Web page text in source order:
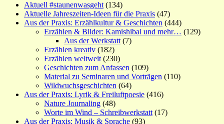
Aktuell #staunenwasgeht (134)
Aktuelle Jahreszeiten-Ideen für die Praxis (47)
Aus der Praxis: Erzählkultur & Geschichten (444)
Erzählen & Bilder: Kamishibai und mehr… (129)
Aus der Werkstatt (7)
Erzählen kreativ (182)
Erzählen weltweit (230)
Geschichten zum Anfassen (109)
Material zu Seminaren und Vorträgen (110)
Wildwuchsgeschichten (64)
Aus der Praxis: Lyrik & Freiluftpoesie (416)
Nature Journaling (48)
Worte im Wind – Schreibwerkstatt (17)
Aus der Praxis: Musik & Sprache (93)